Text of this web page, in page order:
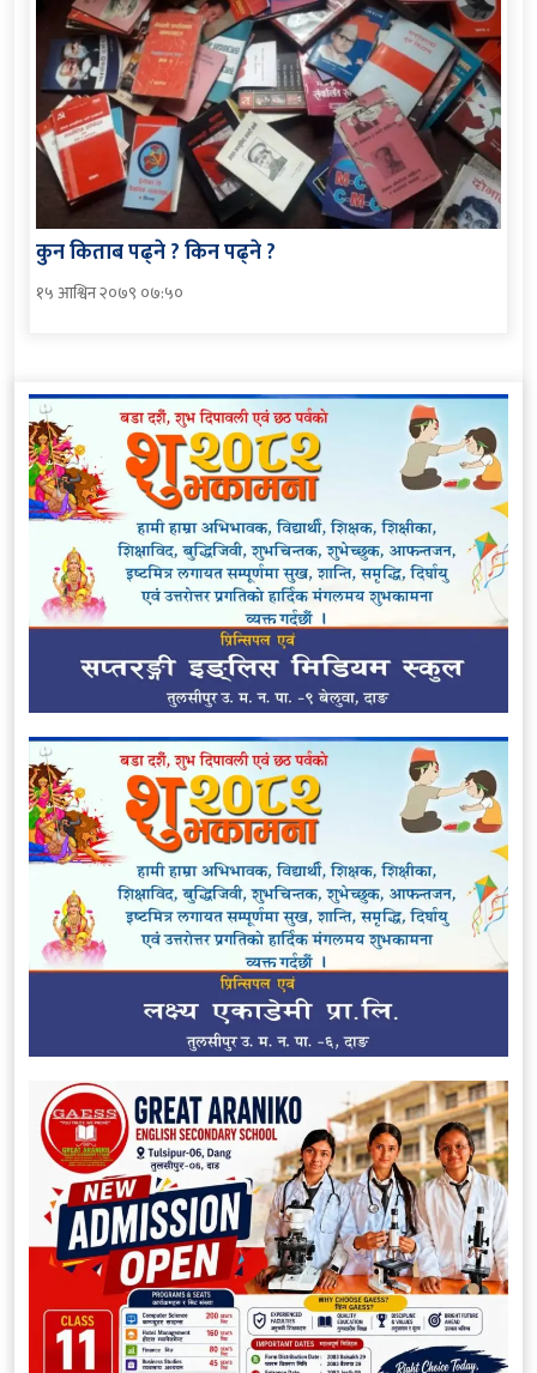
कुन किताब पढ्ने ? किन पढ्ने ?
१५ आश्विन २०७९ ०७:५०